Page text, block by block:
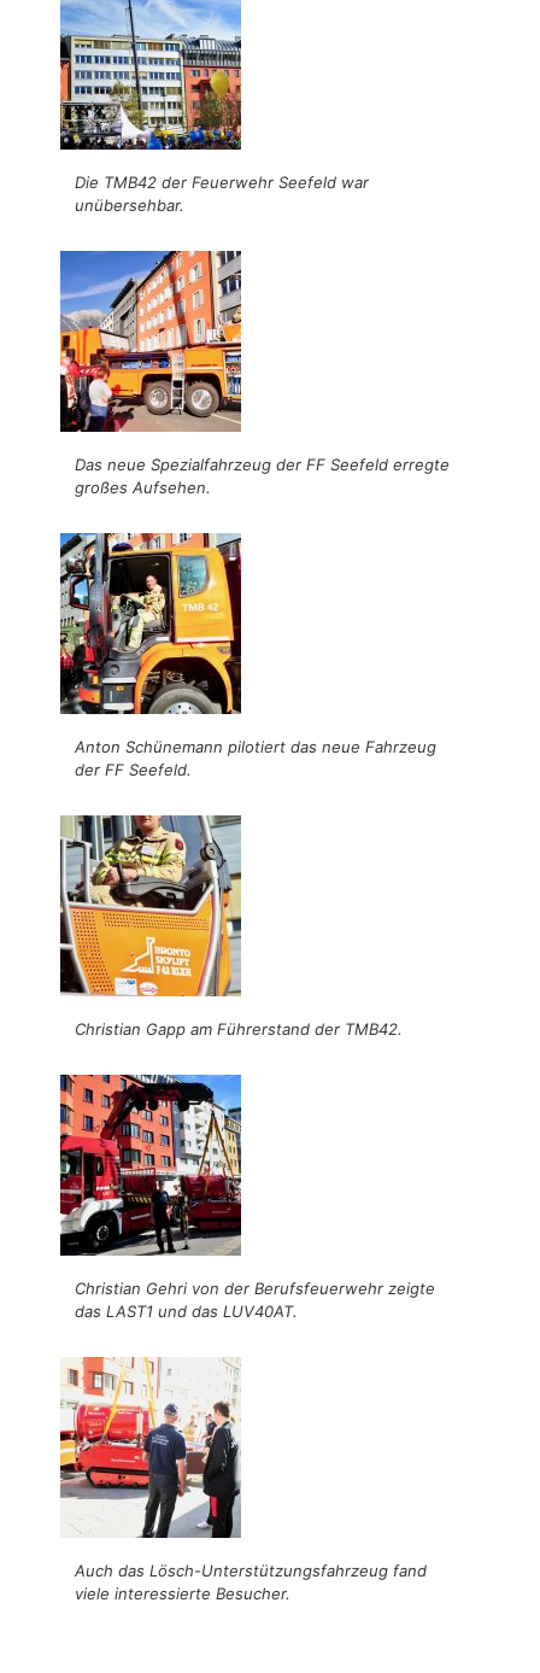
Die TMB42 der Feuerwehr Seefeld war
unübersehbar.
Das neue Spezialfahrzeug der FF Seefeld erregte
großes Aufsehen.
Anton Schünemann pilotiert das neue Fahrzeug
der FF Seefeld.
Christian Gapp am Führerstand der TMB42.
Christian Gehri von der Berufsfeuerwehr zeigte
das LAST1 und das LUV40AT.
Auch das Lösch-Unterstützungsfahrzeug fand
viele interessierte Besucher.